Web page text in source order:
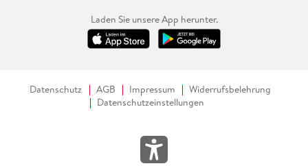
Laden Sie unsere App herunter.
Datenschutz AGB Impressum
Widerrufsbelehrung
Datenschutzeinstellungen